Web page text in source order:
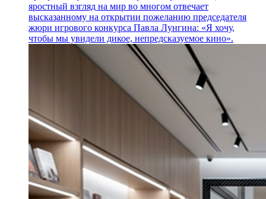
яростный взгляд на мир во многом отвечает
высказанному на открытии пожеланию председателя
жюри игрового конкурса Павла Лунгина: «Я хочу,
чтобы мы увидели дикое, непредсказуемое кино».